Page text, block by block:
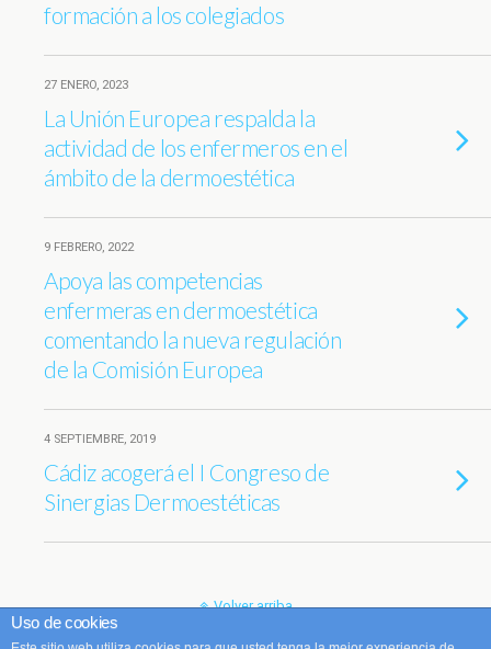
formación a los colegiados
27 ENERO, 2023
La Unión Europea respalda la
actividad de los enfermeros en el
ámbito de la dermoestética
9 FEBRERO, 2022
Apoya las competencias
enfermeras en dermoestética
comentando la nueva regulación
de la Comisión Europea
4 SEPTIEMBRE, 2019
Cádiz acogerá el I Congreso de
Sinergias Dermoestéticas
Volver arriba
Uso de cookies